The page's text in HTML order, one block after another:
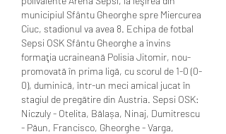
municipiul Sfântu Gheorghe spre Miercurea
Ciuc, stadionul va avea 8. Echipa de fotbal
Sepsi OSK Sfântu Gheorghe a învins
formaţia ucraineană Polisia Jitomir, nou-
promovată în prima ligă, cu scorul de 1-0 (0-
0), duminică, într-un meci amical jucat în
stagiul de pregătire din Austria. Sepsi OSK:
Niczuly - Otelita, Bălașa, Ninaj, Dumitrescu
- Păun, Francisco, Gheorghe - Varga,